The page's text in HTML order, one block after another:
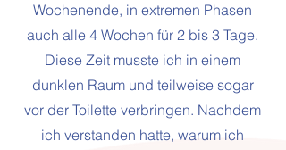
Wochenende, in extremen Phasen
auch alle 4 Wochen für 2 bis 3 Tage.
Diese Zeit musste ich in einem
dunklen Raum und teilweise sogar
vor der Toilette verbringen. Nachdem
ich verstanden hatte, warum ich